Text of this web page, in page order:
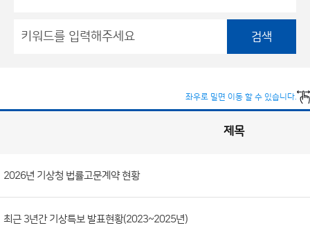
검색
좌우로 밀면 이동 할 수 있습니다.
공
개
정
보
목
록
제목
2026년 기상청 법률고문계약 현황
최근 3년간 기상특보 발표현황(2023~2025년)